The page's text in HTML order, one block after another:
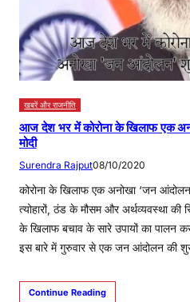
खबरें और राजनीति
आज देश भर में कोरोना के खिलाफ एक
मोदी
Surendra Rajput08/10/2020
कोरोना के खिलाफ एक अनोखा ‘जन
त्योहारों, ठंड के मौसम और अर्थव्यवस्था की
के खिलाफ बचाव के सारे उपायों का पालन
इस बारे में गुरुवार से एक जन आंदोलन
Continue Reading